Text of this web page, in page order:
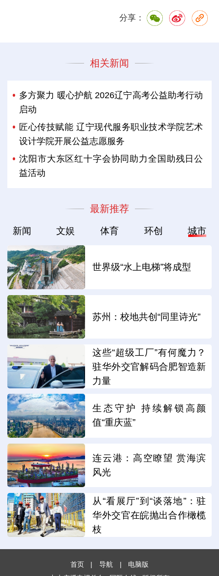
分享：
相关新闻
多方聚力 暖心护航 2026辽宁高考公益助考行动
启动
匠心传技赋能 辽宁现代服务职业技术学院艺术
设计学院开展公益志愿服务
沈阳市大东区红十字会协同助力全国助残日公
益活动
最新推荐
新闻 文娱 体育 环创 城市
世界级“水上电梯”将成型
苏州：校地共创“同里诗光”
这些“超级工厂”有何魔力？
驻华外交官解码合肥智造新
力量
生态守护 持续解锁高颜
值“重庆蓝”
连云港：高空瞭望 赏海滨
风光
从“看展厅”到“谈落地”：驻
华外交官在皖抛出合作橄榄
枝
首页 | 导航 |
电脑版